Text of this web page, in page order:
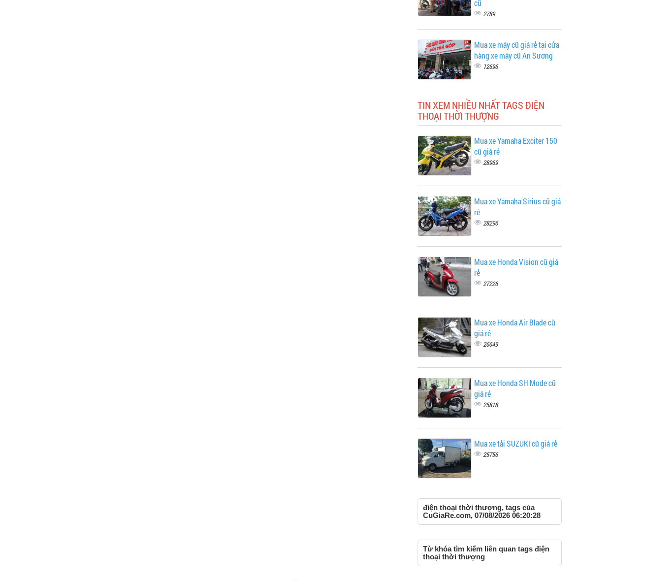
cũ
2789
Mua xe máy cũ giá rẻ tại cửa
hàng xe máy cũ An Sương
12696
TIN XEM NHIỀU NHẤT TAGS ĐIỆN
THOẠI THỜI THƯỢNG
Mua xe Yamaha Exciter 150
cũ giá rẻ
28969
Mua xe Yamaha Sirius cũ giá
rẻ
28296
Mua xe Honda Vision cũ giá
rẻ
27226
Mua xe Honda Air Blade cũ
giá rẻ
26649
Mua xe Honda SH Mode cũ
giá rẻ
25818
Mua xe tải SUZUKI cũ giá rẻ
25756
điện thoại thời thượng, tags của
CuGiaRe.com, 07/08/2026 06:20:28
Từ khóa tìm kiếm liên quan tags điện
thoại thời thượng